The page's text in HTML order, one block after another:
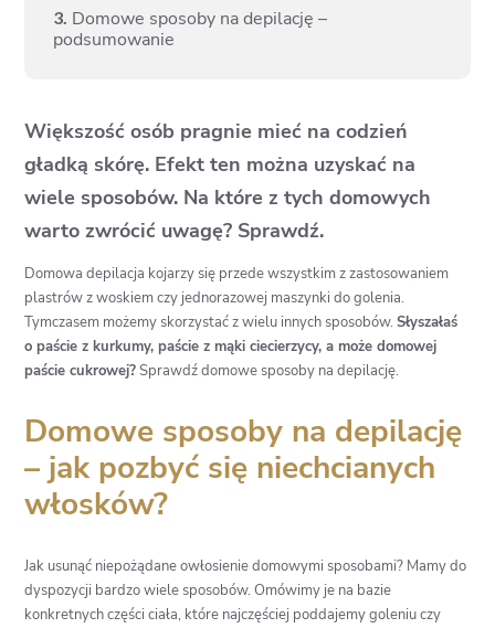
3. Domowe sposoby na depilację –
podsumowanie
Większość osób pragnie mieć na codzień
gładką skórę. Efekt ten można uzyskać na
wiele sposobów. Na które z tych domowych
warto zwrócić uwagę? Sprawdź.
Domowa depilacja kojarzy się przede wszystkim z zastosowaniem
plastrów z woskiem czy jednorazowej maszynki do golenia.
Tymczasem możemy skorzystać z wielu innych sposobów.Słyszałaś
o paście z kurkumy, paście z mąki ciecierzycy, a może domowej
paście cukrowej?Sprawdź domowe sposoby na depilację.
Domowe sposoby na depilację
– jak pozbyć się niechcianych
włosków?
Jak usunąć niepożądane owłosienie domowymi sposobami? Mamy do
dyspozycji bardzo wiele sposobów. Omówimy je na bazie
konkretnych części ciała, które najczęściej poddajemy goleniu czy